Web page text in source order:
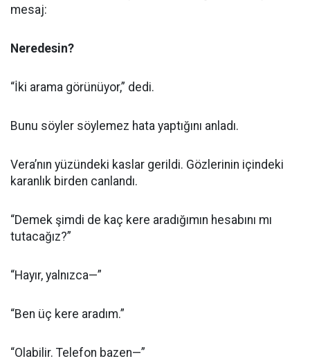
mesaj:
Neredesin?
“İki arama görünüyor,” dedi.
Bunu söyler söylemez hata yaptığını anladı.
Vera’nın yüzündeki kaslar gerildi. Gözlerinin içindeki
karanlık birden canlandı.
“Demek şimdi de kaç kere aradığımın hesabını mı
tutacağız?”
“Hayır, yalnızca—”
“Ben üç kere aradım.”
“Olabilir. Telefon bazen—”